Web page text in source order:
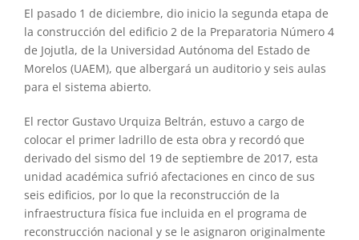
El pasado 1 de diciembre, dio inicio la segunda etapa de
la construcción del edificio 2 de la Preparatoria Número 4
de Jojutla, de la Universidad Autónoma del Estado de
Morelos (UAEM), que albergará un auditorio y seis aulas
para el sistema abierto.
El rector Gustavo Urquiza Beltrán, estuvo a cargo de
colocar el primer ladrillo de esta obra y recordó que
derivado del sismo del 19 de septiembre de 2017, esta
unidad académica sufrió afectaciones en cinco de sus
seis edificios, por lo que la reconstrucción de la
infraestructura física fue incluida en el programa de
reconstrucción nacional y se le asignaron originalmente